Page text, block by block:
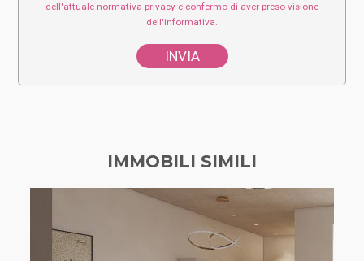
dell'attuale normativa privacy e confermo di aver preso visione
dell'informativa.
IMMOBILI SIMILI